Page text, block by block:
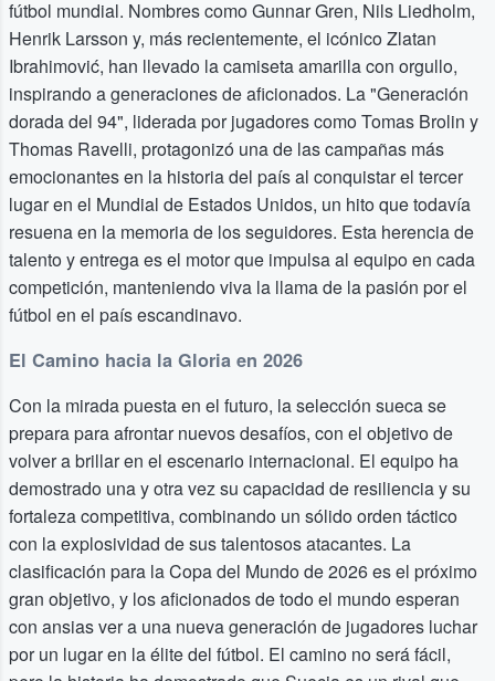
fútbol mundial. Nombres como Gunnar Gren, Nils Liedholm,
Henrik Larsson y, más recientemente, el icónico Zlatan
Ibrahimović, han llevado la camiseta amarilla con orgullo,
inspirando a generaciones de aficionados. La "Generación
dorada del 94", liderada por jugadores como Tomas Brolin y
Thomas Ravelli, protagonizó una de las campañas más
emocionantes en la historia del país al conquistar el tercer
lugar en el Mundial de Estados Unidos, un hito que todavía
resuena en la memoria de los seguidores. Esta herencia de
talento y entrega es el motor que impulsa al equipo en cada
competición, manteniendo viva la llama de la pasión por el
fútbol en el país escandinavo.
El Camino hacia la Gloria en 2026
Con la mirada puesta en el futuro, la selección sueca se
prepara para afrontar nuevos desafíos, con el objetivo de
volver a brillar en el escenario internacional. El equipo ha
demostrado una y otra vez su capacidad de resiliencia y su
fortaleza competitiva, combinando un sólido orden táctico
con la explosividad de sus talentosos atacantes. La
clasificación para la Copa del Mundo de 2026 es el próximo
gran objetivo, y los aficionados de todo el mundo esperan
con ansias ver a una nueva generación de jugadores luchar
por un lugar en la élite del fútbol. El camino no será fácil,